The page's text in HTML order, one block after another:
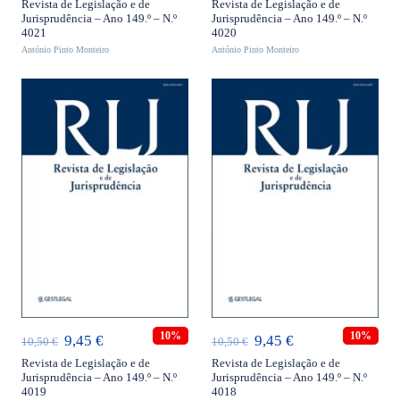
preço
era:
10,50 €.
preço
é:
9,45 €.
Revista de Legislação e de
Jurisprudência – Ano 149.º – N.º
4021
António Pinto Monteiro
preço
era:
10,50 €.
preço
é:
9,45 €.
Revista de Legislação e de
Jurisprudência – Ano 149.º – N.º
4020
António Pinto Monteiro
10,50€ O
preço
9,45 €O
preço
10%
Revista de Legislação e de
Jurisprudência – Ano 149.º – N.º
4019
10,50€ O
preço
9,45 €O
preço
10%
Revista de Legislação e de
Jurisprudência – Ano 149.º – N.º
4018